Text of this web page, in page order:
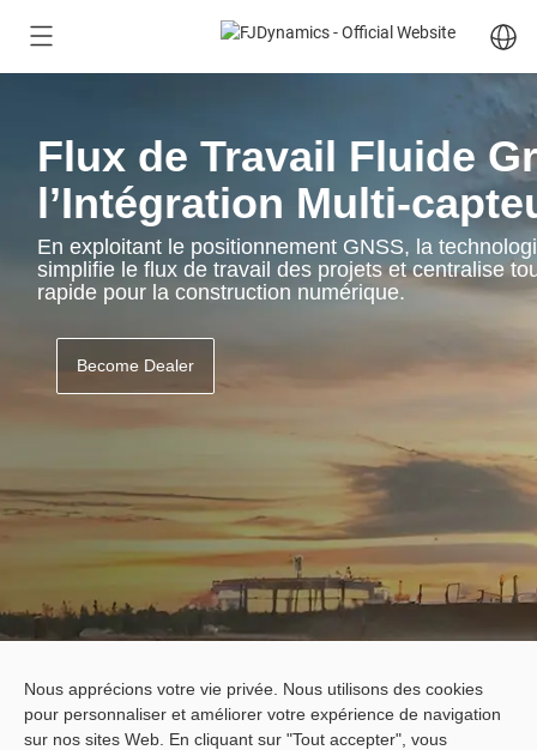
Flux de Travail Fluide
l’Intégration Multi-
En exploitant le positionnement GNSS, la
simplifie le flux de travail des projets et centralise
rapide pour la construction numérique.
Become Dealer
Nous apprécions votre vie privée. Nous utilisons des cookies
pour personnaliser et améliorer votre expérience de navigation
sur nos sites Web. En cliquant sur "Tout accepter", vous